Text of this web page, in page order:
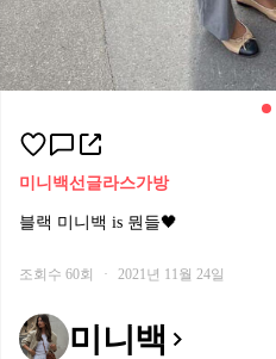
미니백선글라스가방
블랙 미니백 is 뭔들🖤
조회수 60회 · 2021년 11월 24일
미니백